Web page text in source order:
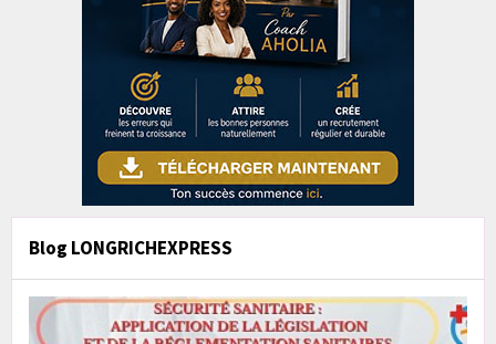
Blog LONGRICHEXPRESS